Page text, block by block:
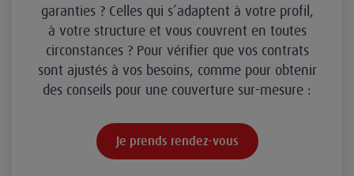
garanties ? Celles qui s’adaptent à votre profil,
à votre structure et vous couvrent en toutes
circonstances ? Pour vérifier que vos contrats
sont ajustés à vos besoins, comme pour obtenir
des conseils pour une couverture sur-mesure :
Je prends rendez-vous